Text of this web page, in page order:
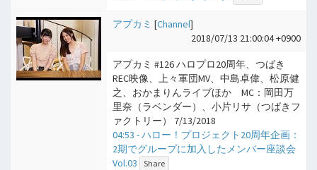
アプカミ [Channel]
2018/07/13 21:00:04 +0900
アプカミ #126 ハロプロ20周年、つばき
REC映像、上々軍団MV、中島卓偉、松原健
之、おかまりんライブほか MC：岡田万
里奈（ラベンダー）、小片リサ（つばきフ
ァクトリー） 7/13/2018
04:53 - ハロー！プロジェクト20周年企画：
2期でグループに加入したメンバー座談会
Vol.03
Share